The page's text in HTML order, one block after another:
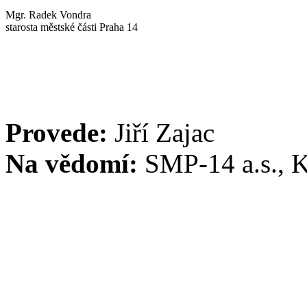
Mgr. Radek Vondra
starosta městské části Praha 14
Provede: Jiří Zajac
Na vědomí: SMP-14 a.s.,